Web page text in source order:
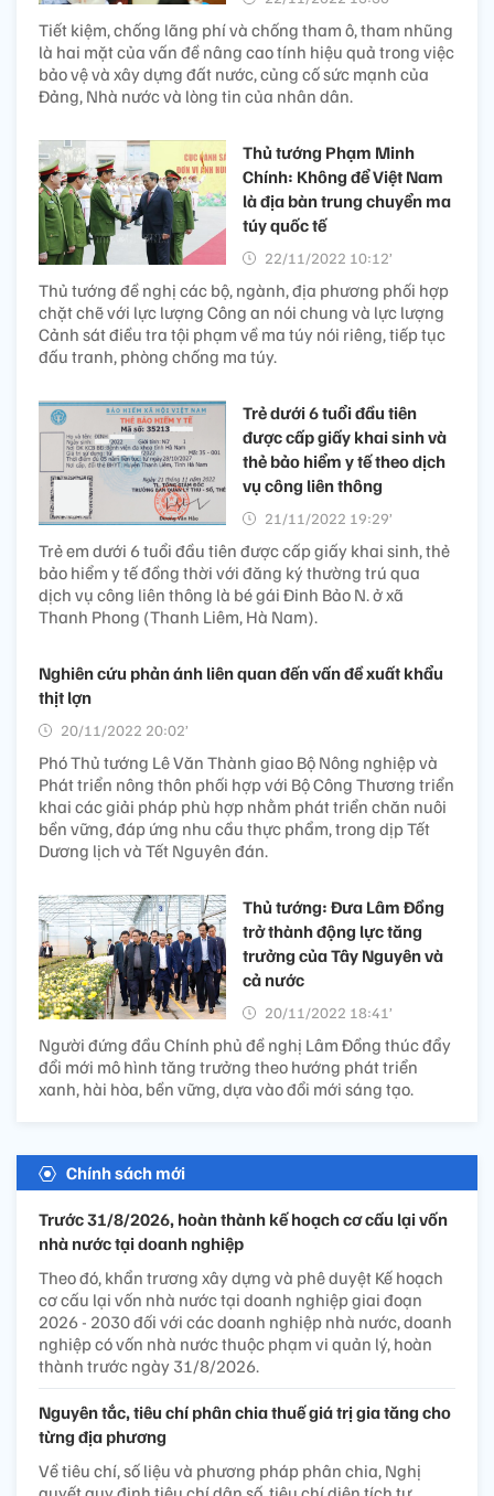
Tiết kiệm, chống lãng phí và chống tham ô, tham nhũng
là hai mặt của vấn đề nâng cao tính hiệu quả trong việc
bảo vệ và xây dựng đất nước, củng cố sức mạnh của
Đảng, Nhà nước và lòng tin của nhân dân.
Thủ tướng Phạm Minh
Chính: Không để Việt Nam
là địa bàn trung chuyển ma
túy quốc tế
22/11/2022 10:12’
Thủ tướng đề nghị các bộ, ngành, địa phương phối hợp
chặt chẽ với lực lượng Công an nói chung và lực lượng
Cảnh sát điều tra tội phạm về ma túy nói riêng, tiếp tục
đấu tranh, phòng chống ma túy.
Trẻ dưới 6 tuổi đầu tiên
được cấp giấy khai sinh và
thẻ bảo hiểm y tế theo dịch
vụ công liên thông
21/11/2022 19:29’
Trẻ em dưới 6 tuổi đầu tiên được cấp giấy khai sinh, thẻ
bảo hiểm y tế đồng thời với đăng ký thường trú qua
dịch vụ công liên thông là bé gái Đinh Bảo N. ở xã
Thanh Phong (Thanh Liêm, Hà Nam).
Nghiên cứu phản ánh liên quan đến vấn đề xuất khẩu
thịt lợn
20/11/2022 20:02’
Phó Thủ tướng Lê Văn Thành giao Bộ Nông nghiệp và
Phát triển nông thôn phối hợp với Bộ Công Thương triển
khai các giải pháp phù hợp nhằm phát triển chăn nuôi
bền vững, đáp ứng nhu cầu thực phẩm, trong dịp Tết
Dương lịch và Tết Nguyên đán.
Thủ tướng: Đưa Lâm Đồng
trở thành động lực tăng
trưởng của Tây Nguyên và
cả nước
20/11/2022 18:41’
Người đứng đầu Chính phủ đề nghị Lâm Đồng thúc đẩy
đổi mới mô hình tăng trưởng theo hướng phát triển
xanh, hài hòa, bền vững, dựa vào đổi mới sáng tạo.
Chính sách mới
Trước 31/8/2026, hoàn thành kế hoạch cơ cấu lại vốn
nhà nước tại doanh nghiệp
Theo đó, khẩn trương xây dựng và phê duyệt Kế hoạch
cơ cấu lại vốn nhà nước tại doanh nghiệp giai đoạn
2026 - 2030 đối với các doanh nghiệp nhà nước, doanh
nghiệp có vốn nhà nước thuộc phạm vi quản lý, hoàn
thành trước ngày 31/8/2026.
Nguyên tắc, tiêu chí phân chia thuế giá trị gia tăng cho
từng địa phương
Về tiêu chí, số liệu và phương pháp phân chia, Nghị